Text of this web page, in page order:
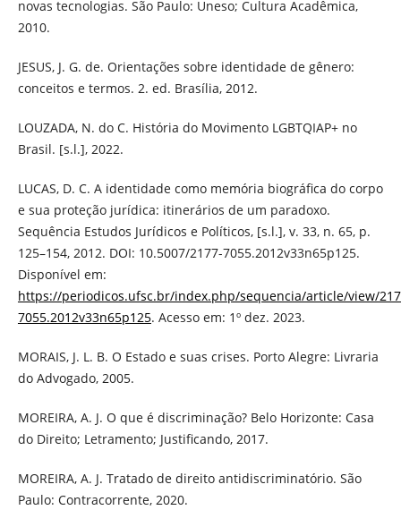
novas tecnologias. São Paulo: Uneso; Cultura Acadêmica,
2010.
JESUS, J. G. de. Orientações sobre identidade de gênero:
conceitos e termos. 2. ed. Brasília, 2012.
LOUZADA, N. do C. História do Movimento LGBTQIAP+ no
Brasil. [s.l.], 2022.
LUCAS, D. C. A identidade como memória biográfica do corpo
e sua proteção jurídica: itinerários de um paradoxo.
Sequência Estudos Jurídicos e Políticos, [s.l.], v. 33, n. 65, p.
125–154, 2012. DOI: 10.5007/2177-7055.2012v33n65p125.
Disponível em:
https://periodicos.ufsc.br/index.php/sequencia/article/view/
7055.2012v33n65p125. Acesso em: 1º dez. 2023.
MORAIS, J. L. B. O Estado e suas crises. Porto Alegre: Livraria
do Advogado, 2005.
MOREIRA, A. J. O que é discriminação? Belo Horizonte: Casa
do Direito; Letramento; Justificando, 2017.
MOREIRA, A. J. Tratado de direito antidiscriminatório. São
Paulo: Contracorrente, 2020.